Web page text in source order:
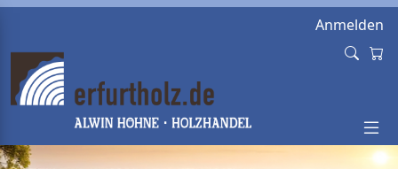
Anmelden